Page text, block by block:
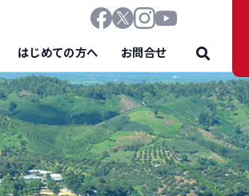
はじめての方へ お問合せ